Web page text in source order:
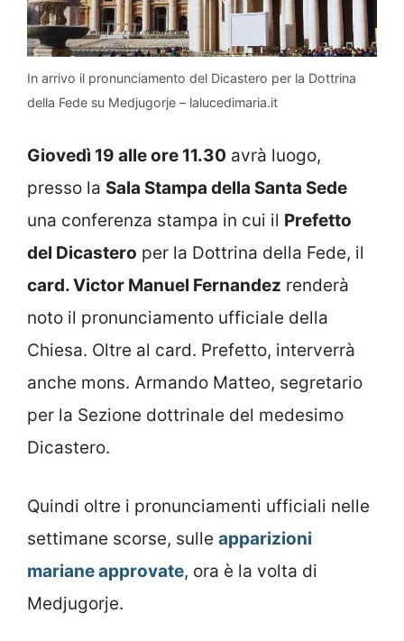
In arrivo il pronunciamento del Dicastero per la Dottrina
della Fede su Medjugorje – lalucedimaria.it
Giovedì 19 alle ore 11.30 avrà luogo,
presso la Sala Stampa della Santa Sede
una conferenza stampa in cui il Prefetto
del Dicastero per la Dottrina della Fede, il
card. Victor Manuel Fernandez renderà
noto il pronunciamento ufficiale della
Chiesa. Oltre al card. Prefetto, interverrà
anche mons. Armando Matteo, segretario
per la Sezione dottrinale del medesimo
Dicastero.
Quindi oltre i pronunciamenti ufficiali nelle
settimane scorse, sulle apparizioni
mariane approvate, ora è la volta di
Medjugorje.